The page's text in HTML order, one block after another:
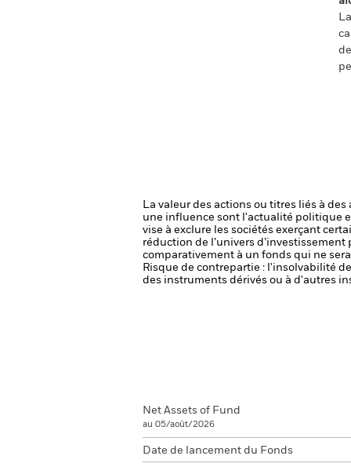
La valeur des actions ou titres liés à
une influence sont l'actualité politique
vise à exclure les sociétés exerçant
réduction de l’univers
comparativement à un fonds qui ne
Risque de contrepartie : l'insolvabilité
des instruments dérivés ou à d'autres
Net Assets of Fund
au 05/août/2026
Date de lancement du Fonds